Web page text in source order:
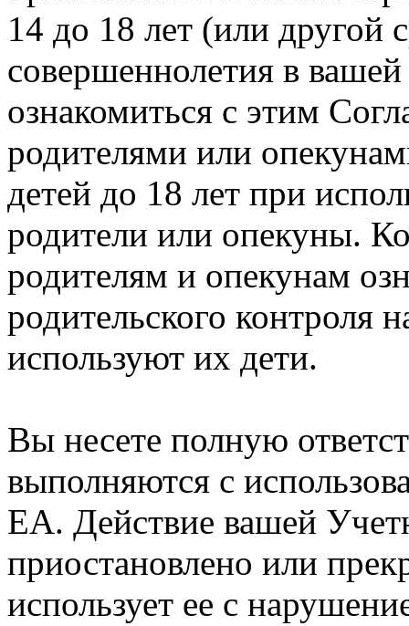
14 до 18 лет (или другой
совершеннолетия в
ознакомиться с этим
родителями или
детей до 18 лет при
родители или опекуны.
родителям и опекунам
родительского контроля
используют их дети.
Вы несете полную
выполняются с
EA. Действие вашей
приостановлено или
использует ее с